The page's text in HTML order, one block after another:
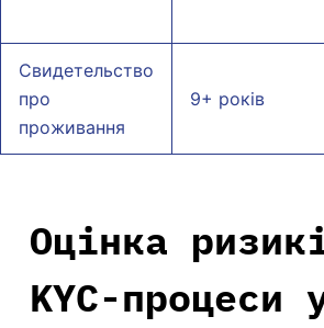
Свидетельство
про
проживання
9+ років
Оцінка
KYC-процеси